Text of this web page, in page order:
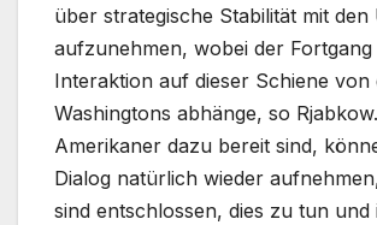
über strategische Stabilität mit den
aufzunehmen, wobei der Fortgang
Interaktion auf dieser Schiene von
Washingtons abhänge, so
Amerikaner dazu bereit sind,
Dialog natürlich wieder
sind entschlossen, dies zu tun und